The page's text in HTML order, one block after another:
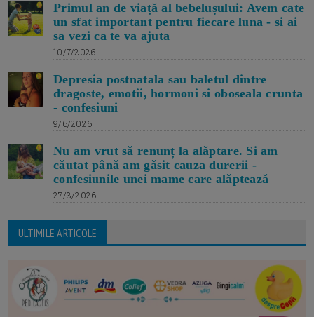
Primul an de viață al bebelușului: Avem cate
un sfat important pentru fiecare luna - si ai
sa vezi ca te va ajuta
10/7/2026
Depresia postnatala sau baletul dintre
dragoste, emotii, hormoni si oboseala crunta
- confesiuni
9/6/2026
Nu am vrut să renunț la alăptare. Si am
căutat până am găsit cauza durerii -
confesiunile unei mame care alăptează
27/3/2026
ULTIMILE ARTICOLE